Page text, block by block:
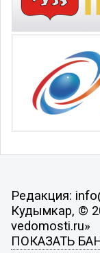
Редакция:
Кудымкар, ©
vedomosti.ru»
ПОКАЗАТЬ